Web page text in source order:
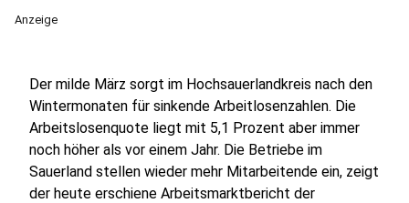
Anzeige
Der milde März sorgt im Hochsauerlandkreis nach den
Wintermonaten für sinkende Arbeitlosenzahlen. Die
Arbeitslosenquote liegt mit 5,1 Prozent aber immer
noch höher als vor einem Jahr. Die Betriebe im
Sauerland stellen wieder mehr Mitarbeitende ein, zeigt
der heute erschiene Arbeitsmarktbericht der